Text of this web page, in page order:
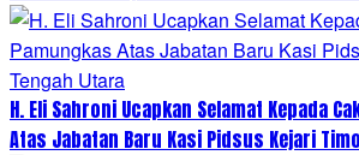
H. Eli Sahroni Ucapkan Selamat Kepada
Atas Jabatan Baru Kasi Pidsus Kejari